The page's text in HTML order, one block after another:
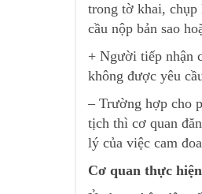
trong tờ khai,
cầu nộp bản sao
+ Người tiếp nhận
không được yêu
– Trường hợp cho
tịch thì cơ quan
lý của việc cam
Cơ quan thực hiện